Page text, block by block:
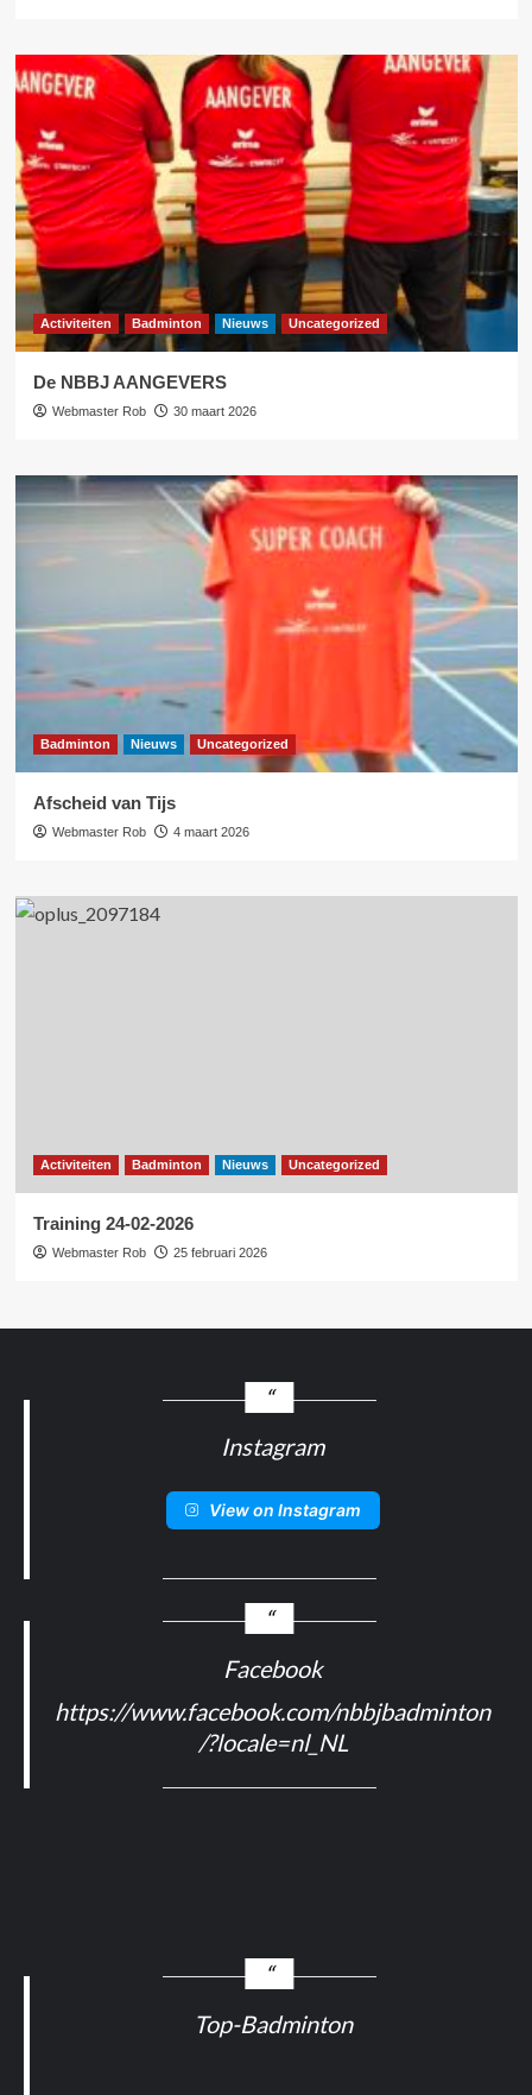
Activiteiten Badminton Nieuws Uncategorized
De NBBJ AANGEVERS
Webmaster Rob 30 maart 2026
Badminton Nieuws Uncategorized
Afscheid van Tijs
Webmaster Rob 4 maart 2026
Activiteiten Badminton Nieuws Uncategorized
Training 24-02-2026
Webmaster Rob 25 februari 2026
Instagram
View on Instagram
Facebook
https://www.facebook.com/nbbjbadminton
/?locale=nl_NL
Top-Badminton